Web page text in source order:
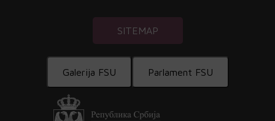
SITEMAP
Galerija FSU Parlament FSU